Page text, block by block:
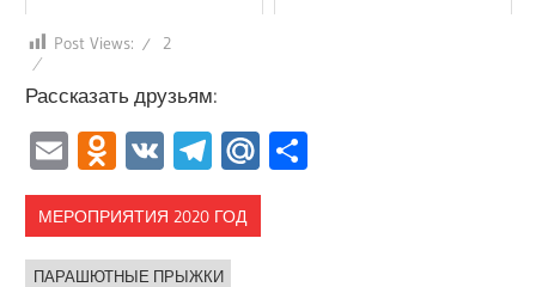
Post Views: 2
Рассказать друзьям:
EmailOdnoklassniki
VK Telegram
Mail.Ru
МЕРОПРИЯТИЯ 2020 ГОД
ПАРАШЮТНЫЕ ПРЫЖКИ